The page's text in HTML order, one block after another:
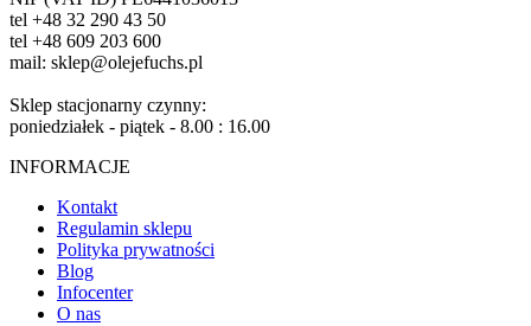
tel +48 32 290 43 50
tel +48 609 203 600
mail: sklep@olejefuchs.pl
Sklep stacjonarny czynny:
poniedziałek - piątek - 8.00 : 16.00
INFORMACJE
Kontakt
Regulamin sklepu
Polityka prywatności
Blog
Infocenter
O nas